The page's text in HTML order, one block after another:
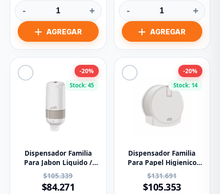
- + - +
Stock: 45
-20%
Dispensador Familia
Para Jabon Liquido /
Gel 83510
$105.339
$84.271
Stock: 14
-20%
Dispensador Familia
Para Papel Higienico
Jumbo 201588
$131.691
$105.353